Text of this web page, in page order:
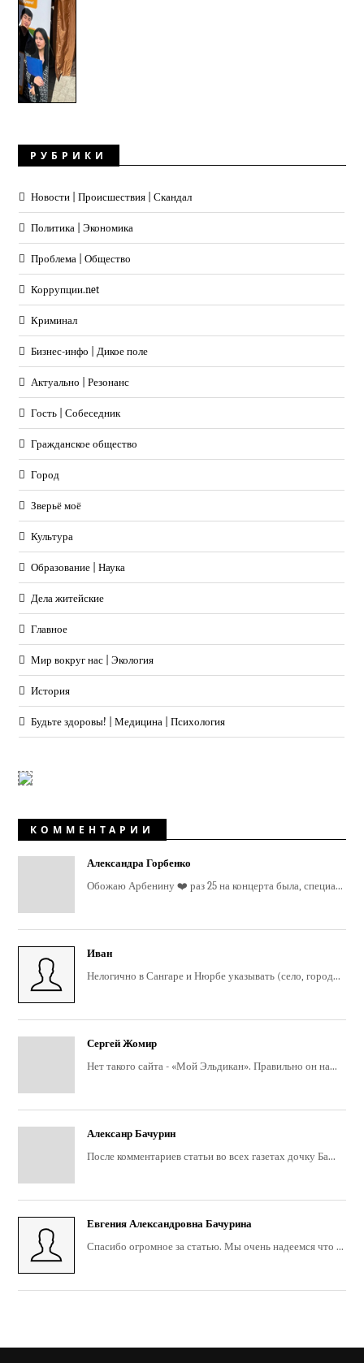
РУБРИКИ
Новости | Происшествия | Скандал
Политика | Экономика
Проблема | Общество
Коррупции.net
Криминал
Бизнес-инфо | Дикое поле
Актуально | Резонанс
Гость | Собеседник
Гражданское общество
Город
Зверьё моё
Культура
Образование | Наука
Дела житейские
Главное
Мир вокруг нас | Экология
История
Будьте здоровы! | Медицина | Психология
КОММЕНТАРИИ
Александра Горбенко
Обожаю Арбенину ❤️ раз 25 на концерта была, специа...
Иван
Нелогично в Сангаре и Нюрбе указывать (село, город...
Сергей Жомир
Нет такого сайта - «Мой Эльдикан». Правильно он на...
Алексанр Бачурин
После комментариев статьи во всех газетах дочку Ба...
Евгения Александровна Бачурина
Спасибо огромное за статью. Мы очень надеемся что ...